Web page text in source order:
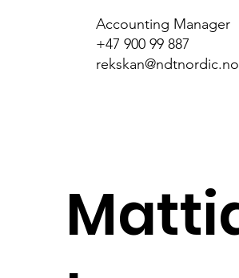
Accounting Manager
+47 900 99 887
rekskan@ndtnordic.no